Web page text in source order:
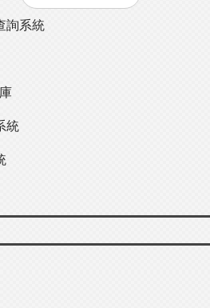
詢系統
統